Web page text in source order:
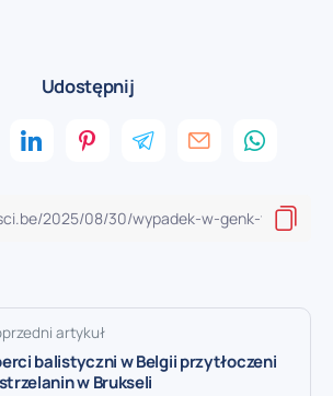
Udostępnij
artykuł
balistyczni w Belgii przytłoczeni
w Brukseli